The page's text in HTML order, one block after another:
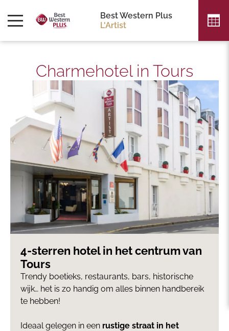
Best Western Plus
L'Artist
Charmehotel in Tours
4-sterren hotel in het centrum van
Tours
Trendy boetieks, restaurants, bars, historische
wijk… het is zo handig om alles binnen handbereik
te hebben!
Ideaal gelegen in een rustige straat in het